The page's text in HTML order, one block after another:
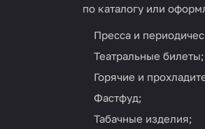
по каталогу или
Пресса и
Театральные билеты;
Горячие и
Фастфуд;
Табачные изделия;